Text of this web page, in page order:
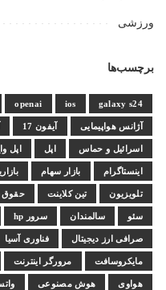
ورزشی
برچسب‌ها
galaxy s24
ios
openai
آژانس هواپیمایی آیفون 17
اسرائیل و حماس اپل اپل
اینستاگرام بازار سهام
تلویزیون تین کلاینت حقوق
سئو سالمندان سرور hp
صرافی ارز دیجیتال فناوری آسیا
مایکروسافت مرورگر اینترنت
هواوی هوش مصنوعی